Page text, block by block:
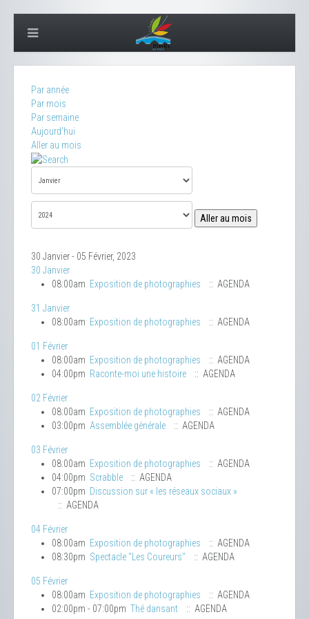
Par année
Par mois
Par semaine
Aujourd'hui
Aller au mois
Aller au mois
30 Janvier - 05 Février, 2023
30 Janvier
08:00am Exposition de photographies :: AGENDA
31 Janvier
08:00am Exposition de photographies :: AGENDA
01 Février
08:00am Exposition de photographies
:: AGENDA
04:00pm Raconte-moi une histoire :: AGENDA
02 Février
08:00am Exposition de photographies
:: AGENDA
03:00pm Assemblée générale :: AGENDA
03 Février
08:00am Exposition de photographies
:: AGENDA
04:00pm Scrabble
:: AGENDA
07:00pm Discussion sur « les réseaux sociaux »
:: AGENDA
04 Février
08:00am Exposition de photographies
:: AGENDA
08:30pm Spectacle "Les Coureurs" :: AGENDA
05 Février
08:00am Exposition de photographies
:: AGENDA
02:00pm - 07:00pm Thé dansant :: AGENDA